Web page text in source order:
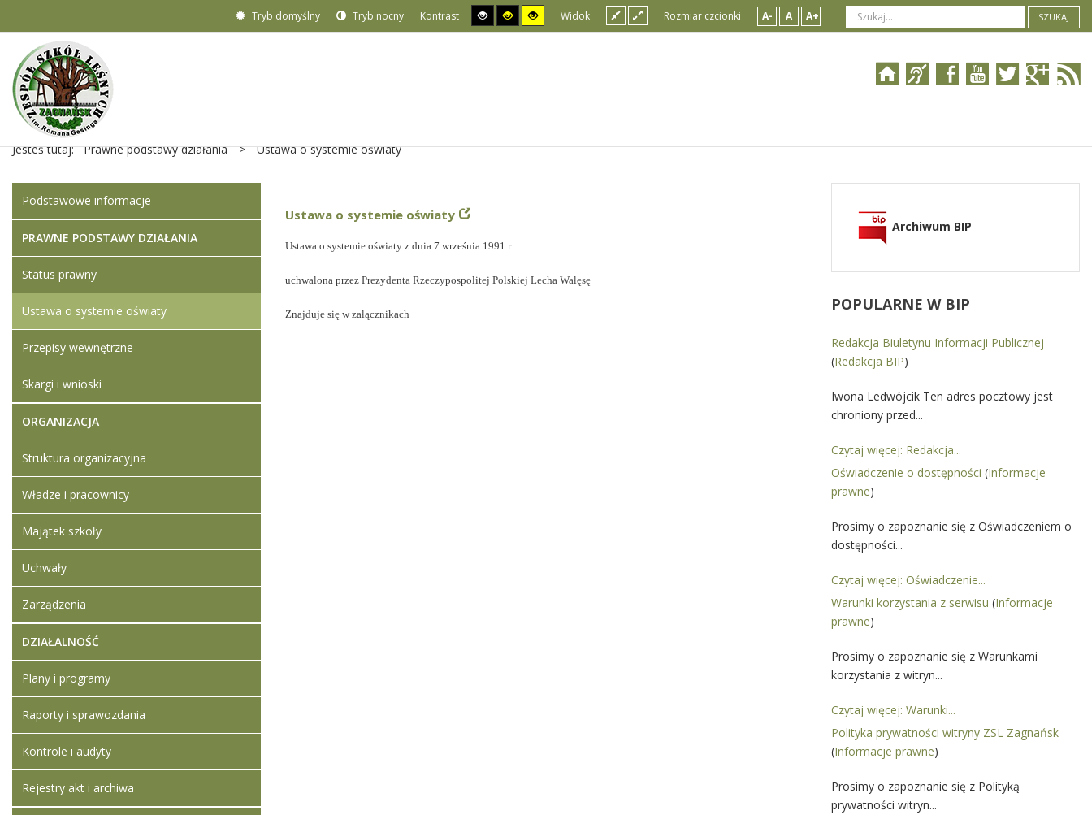
Tryb domyślny Tryb nocny Kontrast Widok Rozmiar czcionki A- A A+ SZUKAJ
Jesteś tutaj: Prawne podstawy działania > Ustawa o systemie oświaty
Ustawa o systemie oświaty
Ustawa o systemie oświaty z dnia 7 września 1991 r.
uchwalona przez Prezydenta Rzeczypospolitej Polskiej Lecha Wałęsę
Znajduje się w załącznikach
Podstawowe informacje
PRAWNE PODSTAWY DZIAŁANIA
Status prawny
Ustawa o systemie oświaty
Przepisy wewnętrzne
Skargi i wnioski
ORGANIZACJA
Struktura organizacyjna
Władze i pracownicy
Majątek szkoły
Uchwały
Zarządzenia
DZIAŁALNOŚĆ
Plany i programy
Raporty i sprawozdania
Kontrole i audyty
Rejestry akt i archiwa
Archiwum BIP
POPULARNE W BIP
Redakcja Biuletynu Informacji Publicznej
(Redakcja BIP)
Iwona Ledwójcik Ten adres pocztowy jest
chroniony przed...
Czytaj więcej: Redakcja...
Oświadczenie o dostępności (Informacje
prawne)
Prosimy o zapoznanie się z Oświadczeniem o
dostępności...
Czytaj więcej: Oświadczenie...
Warunki korzystania z serwisu (Informacje
prawne)
Prosimy o zapoznanie się z Warunkami
korzystania z witryn...
Czytaj więcej: Warunki...
Polityka prywatności witryny ZSL Zagnańsk
(Informacje prawne)
Prosimy o zapoznanie się z Polityką
prywatności witryn...